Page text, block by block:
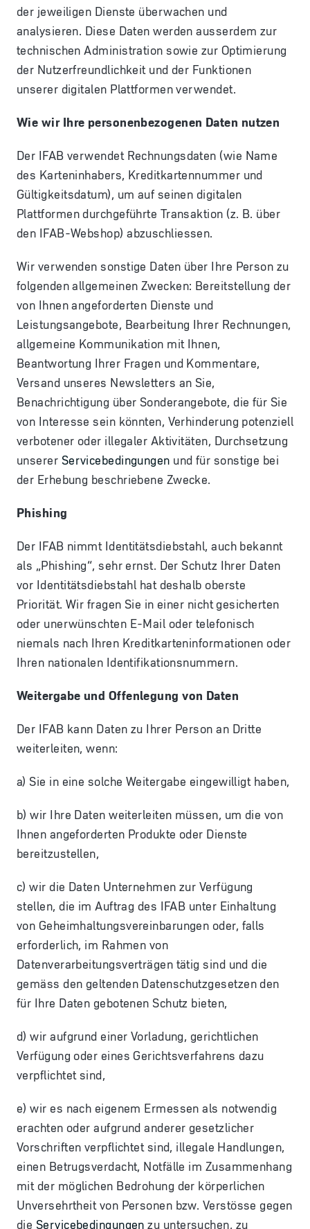
der jeweiligen Dienste überwachen und
analysieren. Diese Daten werden ausserdem zur
technischen Administration sowie zur Optimierung
der Nutzerfreundlichkeit und der Funktionen
unserer digitalen Plattformen verwendet.
Wie wir Ihre personenbezogenen Daten nutzen
Der IFAB verwendet Rechnungsdaten (wie Name
des Karteninhabers, Kreditkartennummer und
Gültigkeitsdatum), um auf seinen digitalen
Plattformen durchgeführte Transaktion (z. B. über
den IFAB-Webshop) abzuschliessen.
Wir verwenden sonstige Daten über Ihre Person zu
folgenden allgemeinen Zwecken: Bereitstellung der
von Ihnen angeforderten Dienste und
Leistungsangebote, Bearbeitung Ihrer Rechnungen,
allgemeine Kommunikation mit Ihnen,
Beantwortung Ihrer Fragen und Kommentare,
Versand unseres Newsletters an Sie,
Benachrichtigung über Sonderangebote, die für Sie
von Interesse sein könnten, Verhinderung potenziell
verbotener oder illegaler Aktivitäten, Durchsetzung
unserer Servicebedingungen und für sonstige bei
der Erhebung beschriebene Zwecke.
Phishing
Der IFAB nimmt Identitätsdiebstahl, auch bekannt
als „Phishing“, sehr ernst. Der Schutz Ihrer Daten
vor Identitätsdiebstahl hat deshalb oberste
Priorität. Wir fragen Sie in einer nicht gesicherten
oder unerwünschten E-Mail oder telefonisch
niemals nach Ihren Kreditkarteninformationen oder
Ihren nationalen Identifikationsnummern.
Weitergabe und Offenlegung von Daten
Der IFAB kann Daten zu Ihrer Person an Dritte
weiterleiten, wenn:
a) Sie in eine solche Weitergabe eingewilligt haben,
b) wir Ihre Daten weiterleiten müssen, um die von
Ihnen angeforderten Produkte oder Dienste
bereitzustellen,
c) wir die Daten Unternehmen zur Verfügung
stellen, die im Auftrag des IFAB unter Einhaltung
von Geheimhaltungsvereinbarungen oder, falls
erforderlich, im Rahmen von
Datenverarbeitungsverträgen tätig sind und die
gemäss den geltenden Datenschutzgesetzen den
für Ihre Daten gebotenen Schutz bieten,
d) wir aufgrund einer Vorladung, gerichtlichen
Verfügung oder eines Gerichtsverfahrens dazu
verpflichtet sind,
e) wir es nach eigenem Ermessen als notwendig
erachten oder aufgrund anderer gesetzlicher
Vorschriften verpflichtet sind, illegale Handlungen,
einen Betrugsverdacht, Notfälle im Zusammenhang
mit der möglichen Bedrohung der körperlichen
Unversehrtheit von Personen bzw. Verstösse gegen
die Servicebedingungen zu untersuchen, zu